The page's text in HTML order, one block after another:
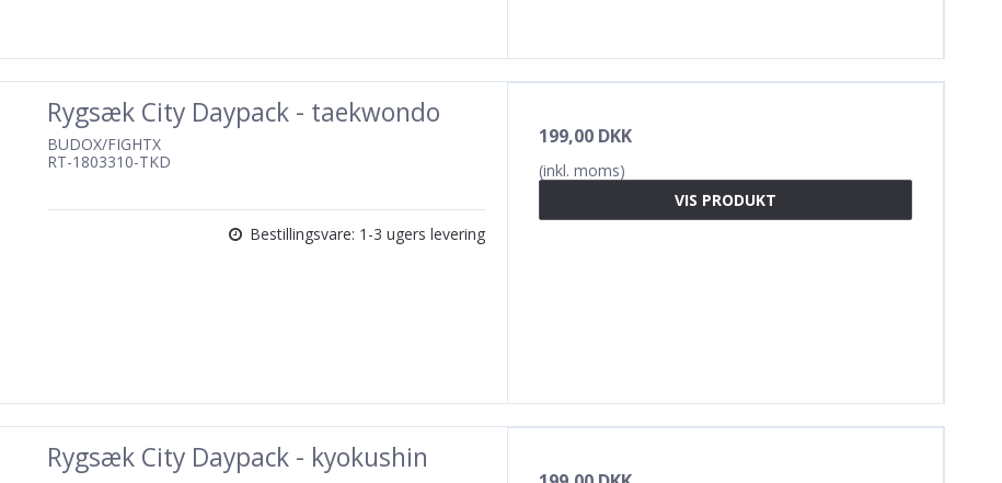
Rygsæk City Daypack - taekwondo
BUDOX/FIGHTX
RT-1803310-TKD
Bestillingsvare: 1-3 ugers levering
199,00 DKK
(inkl. moms)
VIS PRODUKT
Rygsæk City Daypack - kyokushin